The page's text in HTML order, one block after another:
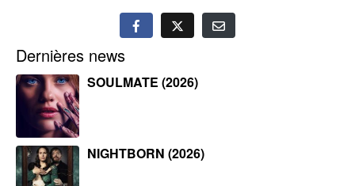
Dernières news
SOULMATE (2026)
NIGHTBORN (2026)